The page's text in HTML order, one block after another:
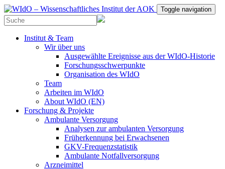
Toggle navigation
Institut & Team
Wir über uns
Ausgewählte Ereignisse aus der WIdO-Historie
Forschungsschwerpunkte
Organisation des WIdO
Team
Arbeiten im WIdO
About WIdO (EN)
Forschung & Projekte
Ambulante Versorgung
Analysen zur ambulanten Versorgung
Früherkennung bei Erwachsenen
GKV-Frequenzstatistik
Ambulante Notfallversorgung
Arzneimittel